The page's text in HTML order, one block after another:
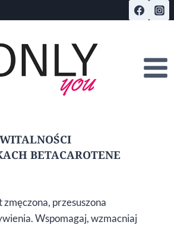
BETACAROTENE
zmęczona, przesuszona
Wspomagaj, wzmacniaj